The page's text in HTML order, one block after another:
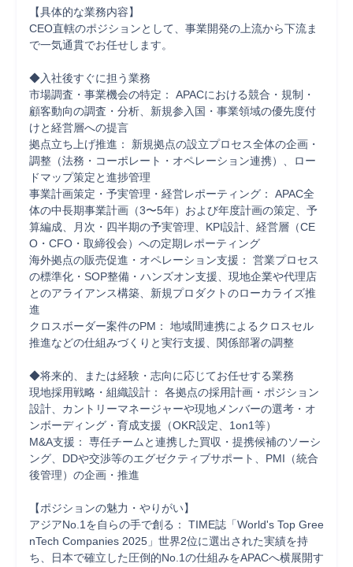
【具体的な業務内容】
CEO直轄のポジションとして、事業開発の上流から下流ま
で一気通貫でお任せします。
◆入社後すぐに担う業務
市場調査・事業機会の特定： APACにおける競合・規制・
顧客動向の調査・分析、新規参入国・事業領域の優先度付
けと経営層への提言
拠点立ち上げ推進： 新規拠点の設立プロセス全体の企画・
調整（法務・コーポレート・オペレーション連携）、ロー
ドマップ策定と進捗管理
事業計画策定・予実管理・経営レポーティング： APAC全
体の中長期事業計画（3〜5年）および年度計画の策定、予
算編成、月次・四半期の予実管理、KPI設計、経営層（CE
O・CFO・取締役会）への定期レポーティング
海外拠点の販売促進・オペレーション支援： 営業プロセス
の標準化・SOP整備・ハンズオン支援、現地企業や代理店
とのアライアンス構築、新規プロダクトのローカライズ推
進
クロスボーダー案件のPM： 地域間連携によるクロスセル
推進などの仕組みづくりと実行支援、関係部署の調整
◆将来的、または経験・志向に応じてお任せする業務
現地採用戦略・組織設計： 各拠点の採用計画・ポジション
設計、カントリーマネージャーや現地メンバーの選考・オ
ンボーディング・育成支援（OKR設定、1on1等）
M&A支援： 専任チームと連携した買収・提携候補のソーシ
ング、DDや交渉等のエグゼクティブサポート、PMI（統合
後管理）の企画・推進
【ポジションの魅力・やりがい】
アジアNo.1を自らの手で創る： TIME誌「World's Top Gree
nTech Companies 2025」世界2位に選出された実績を持
ち、日本で確立した圧倒的No.1の仕組みをAPACへ横展開す